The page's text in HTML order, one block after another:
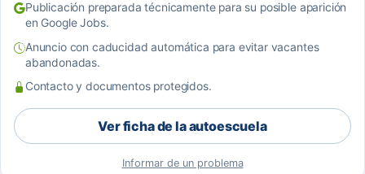
Publicación preparada técnicamente para su posible aparición
en Google Jobs.
Anuncio con caducidad automática para evitar vacantes
abandonadas.
Contacto y documentos protegidos.
Ver ficha de la autoescuela
Informar de un problema